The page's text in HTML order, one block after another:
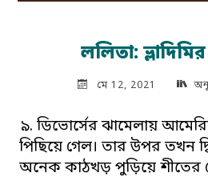
ললিতা:
মে 12, 2021
৯. ডিভোর্সের ঝামেলায়
পিছিয়ে গেল। তার উপর তখন
অনেক কাঠখড় পুড়িয়ে শীতের